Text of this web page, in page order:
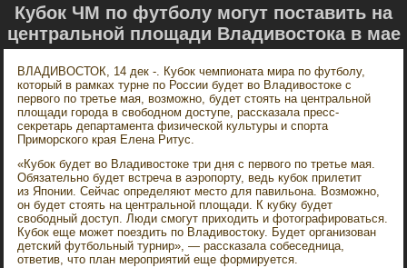
Кубок ЧМ по футболу могут поставить на
центральной площади Владивостока в мае
ВЛАДИВОСТОК, 14 дек -. Кубок чемпионата мира по футболу,
который в рамках турне по России будет во Владивостоке с
первого по третье мая, возможно, будет стоять на центральной
площади города в свободном доступе, рассказала пресс-
секретарь департамента физической культуры и спорта
Приморского края Елена Ритус.
«Кубок будет во Владивостоке три дня с первого по третье мая.
Обязательно будет встреча в аэропорту, ведь кубок прилетит
из Японии. Сейчас определяют место для павильона. Возможно,
он будет стоять на центральной площади. К кубку будет
свободный доступ. Люди смогут приходить и фотографироваться.
Кубок еще может поездить по Владивостоку. Будет организован
детский футбольный турнир», — рассказала собеседница,
ответив, что план мероприятий еще формируется.